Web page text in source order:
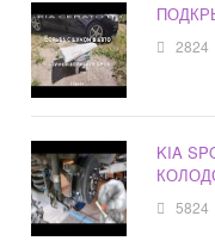
2824
KIA
5824